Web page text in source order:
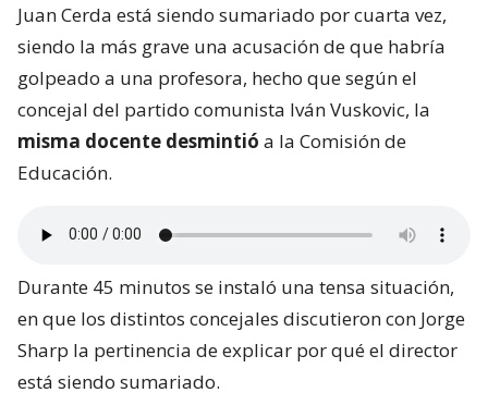
Juan Cerda está siendo sumariado por cuarta vez,
siendo la más grave una acusación de que habría
golpeado a una profesora, hecho que según el
concejal del partido comunista Iván Vuskovic, la
misma docente desmintió a la Comisión de
Educación.
Durante 45 minutos se instaló una tensa situación,
en que los distintos concejales discutieron con Jorge
Sharp la pertinencia de explicar por qué el director
está siendo sumariado.